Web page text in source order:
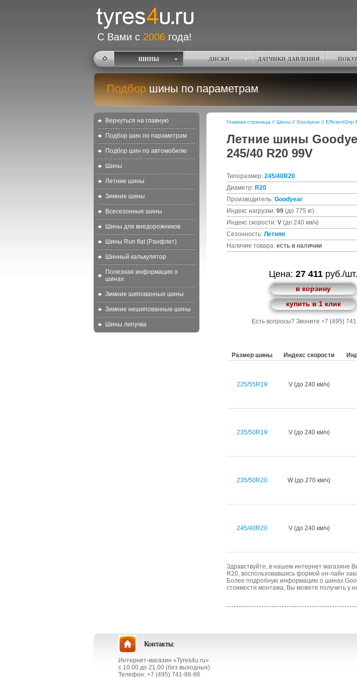
С Вами с 2006 года!
ШИНЫ ДИСКИ ДАТЧИКИ ДАВЛЕНИЯ
Подбор шины по параметрам
Вернуться на главную
Подбор шин по параметрам
Подбор шин по автомобилю
Шины
Летние шины
Зимние шины
Всесезонные шины
Шины для внедорожников
Шины Run flat (Ранфлет)
Шинный калькулятор
Полезная информация о
шинах
Зимние шипованные шины
Зимние нешипованные шины
Шины липучка
Главная страница // Шины // Goodyear // EfficientGrip
Летние шины
245/40 R20 99V
Типоразмер: 245/40R20
Диаметр: R20
Производитель: Goodyear
Индекс нагрузки: 99 (до 775 кг)
Индекс скорости: V (до 240 км/ч)
Сезонность: Летняя
Наличие товара: есть в наличии
Цена: 27 411 руб./шт.
в корзину
купить в 1 клик
Есть вопросы? Звоните +7 (495)
Размер шины Индекс скорости
225/55R19 V (до 240 км/ч)
235/50R19 V (до 240 км/ч)
235/50R20 W (до 270 км/ч)
245/40R20 V (до 240 км/ч)
Здравствуйте, в нашем интернет магазине
R20, воспользовавшись формой он-лайн
Более подробную информацию о шинах
стоимости монтажа, Вы можете получить у
Контакты:
Интернет-магазин «Tyres4u.ru»
с 10.00 до 21.00 (без выходных)
Телефон: +7 (495) 741-86-86